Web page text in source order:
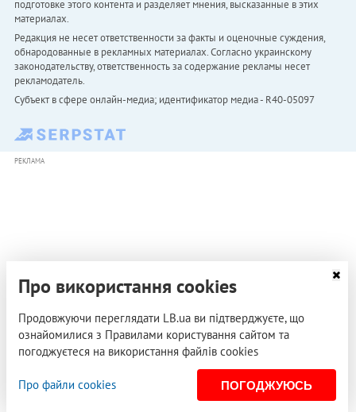
подготовке этого контента и разделяет мнения, высказанные в этих
материалах.
Редакция не несет ответственности за факты и оценочные суждения,
обнародованные в рекламных материалах. Согласно украинскому
законодательству, ответственность за содержание рекламы несет
рекламодатель.
Субъект в сфере онлайн-медиа; идентификатор медиа - R40-05097
РЕКЛАМА
Про використання cookies
Продовжуючи переглядати LB.ua ви підтверджуєте, що
ознайомилися з Правилами користування сайтом та
погоджуєтеся на використання файлів cookies
Про файли cookies ПОГОДЖУЮСЬ